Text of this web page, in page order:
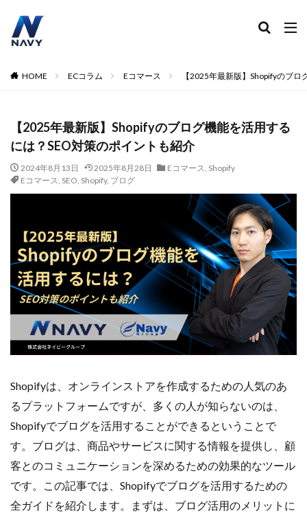
HOME ECコラム Eコマース 【2025年最新版】Shopifyのブ
【2025年最新版】Shopifyのブログ機能を活用する
には？SEO対策のポイントも紹介
2024年8月13日 2025年8月28日 Eコマース, Shopify
Eコマース, SEO, Shopify, ブログ
Shopifyは、オンラインストアを作成するための人気のあ
るプラットフォームですが、多くの人が知らないのは、
Shopifyでブログを活用することができるということで
す。ブログは、商品やサービスに関する情報を提供し、顧
客とのコミュニケーションを深めるための効果的なツール
です。この記事では、Shopifyでブログを活用するための
全ガイドを紹介します。まずは、ブログ活用のメリットに
ネイビー 評判 おすすめ
タグ
2024 2024年 2024年EC市場
2025年EC戦略
365日配送
3Dセキュア2.0
5のつく日
ABテスト
AI活用
Amazon DSP運用
Amazon FBA
Amazon Pay
AmazonPay
Amazonサイバーマンデー
Amazonブラックフライデー
Amazonプライムデー
Amazonマーケティング
Amazon出品ノウハウ
amazon売上
Amazon広告
Amazon支援
Amazon販売戦略
Amazon運用
AMC活用
Apple Pay
Bカート
CRM CTR改善
D2C(自社サイト)
D2Cトレンド
D2Cマーケティング
D2C戦略
D2C支援
D2C運営 DSP導入
DSP広告
ec ecforce ECに活用
ECコンサル
ECコンサルティング
ECサイト